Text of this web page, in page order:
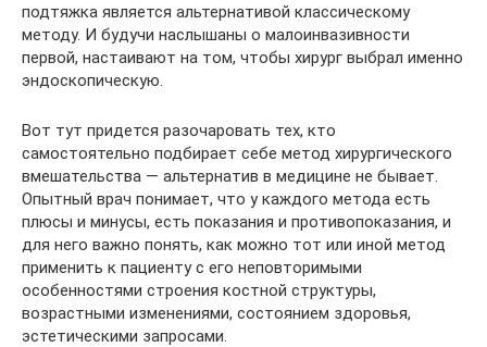
подтяжка является альтернативой классическому
методу. И будучи наслышаны о малоинвазивности
первой, настаивают на том, чтобы хирург выбрал именно
эндоскопическую.
Вот тут придется разочаровать тех, кто
самостоятельно подбирает себе метод хирургического
вмешательства — альтернатив в медицине не бывает.
Опытный врач понимает, что у каждого метода есть
плюсы и минусы, есть показания и противопоказания, и
для него важно понять, как можно тот или иной метод
применить к пациенту с его неповторимыми
особенностями строения костной структуры,
возрастными изменениями, состоянием здоровья,
эстетическими запросами.